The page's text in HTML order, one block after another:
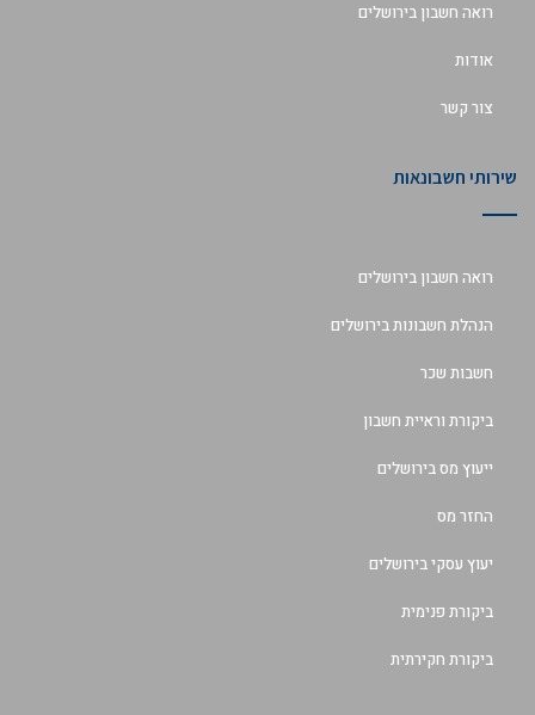
רואה חשבון בירושלים
אודות
צור קשר
שירותי חשבונאות
רואה חשבון בירושלים
הנהלת חשבונות בירושלים
חשבות שכר
ביקורת וראיית חשבון
ייעוץ מס בירושלים
החזר מס
יעוץ עסקי בירושלים
ביקורת פנימית
ביקורת חקירתית